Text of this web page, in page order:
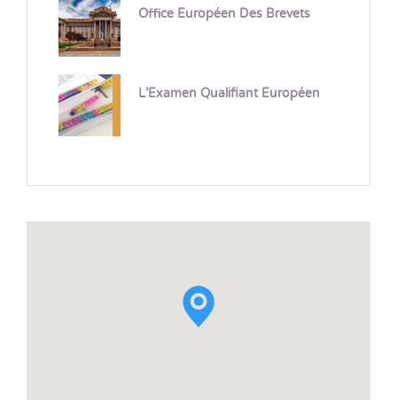
Office Européen Des Brevets
L’Examen Qualifiant Européen